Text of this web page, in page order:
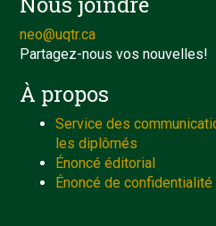
neo@uqtr.ca
Partagez-nous vos nouvelles!
À propos
Service des
les diplômés
Énoncé éditorial
Énoncé de confidentialité